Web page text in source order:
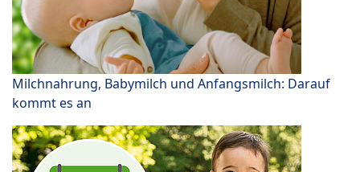
Milchnahrung, Babymilch und Anfangsmilch: Darauf
kommt es an